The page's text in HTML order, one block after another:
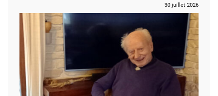
30 juillet 2026